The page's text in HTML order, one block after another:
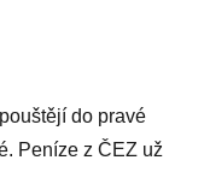
do pravé
Peníze z ČEZ už